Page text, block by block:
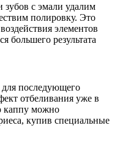
зубов с эмали удалим
полировку. Это
элементов
большего результата
последующего
отбеливания уже в
каппу можно
купив специальные